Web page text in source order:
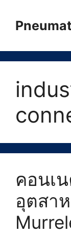
content
คอนเ
อุตสา